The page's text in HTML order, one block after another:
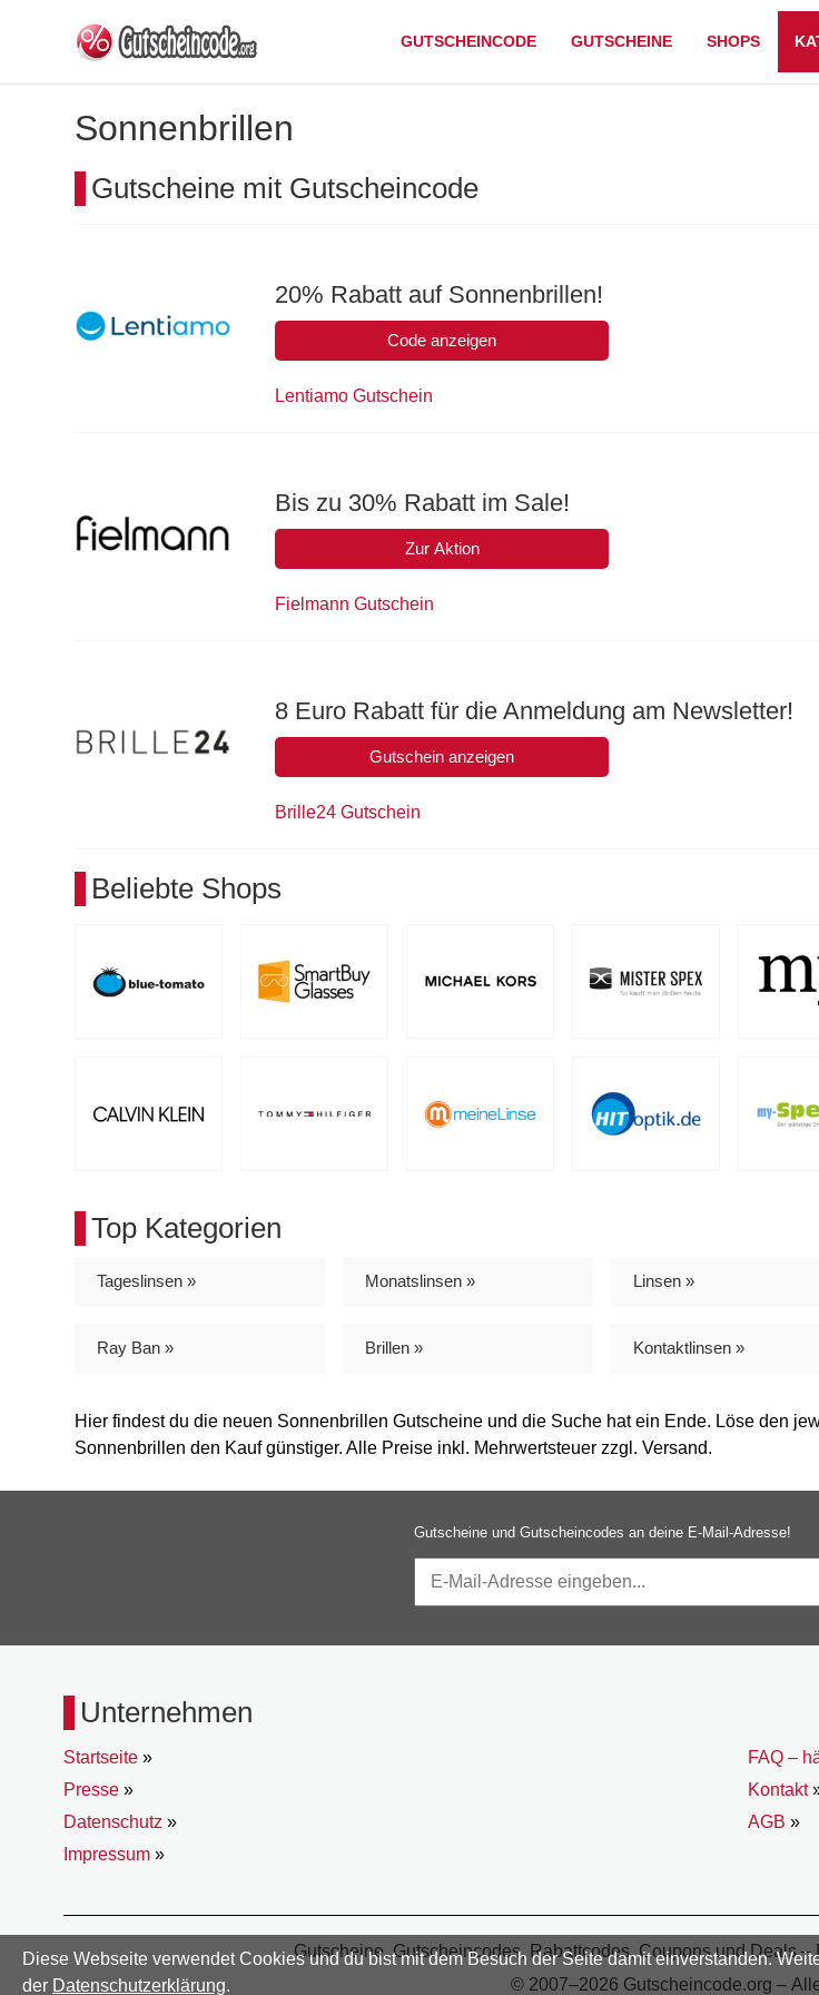
GUTSCHEINCODE GUTSCHEINE SHOPS
Sonnenbrillen
Gutscheine mit Gutscheincode
20% Rabatt auf Sonnenbrillen!
Code anzeigen
Lentiamo Gutschein
Bis zu 30% Rabatt im Sale!
Zur Aktion
Fielmann Gutschein
8 Euro Rabatt für die Anmeldung am Newsletter!
Gutschein anzeigen
Brille24 Gutschein
Beliebte Shops
Top Kategorien
Tageslinsen » Monatslinsen » Linsen »
Ray Ban » Brillen » Kontaktlinsen »
Hier findest du die neuen Sonnenbrillen Gutscheine und die Suche hat ein Ende. Löse den
Sonnenbrillen den Kauf günstiger. Alle Preise inkl. Mehrwertsteuer zzgl. Versand.
Gutscheine und Gutscheincodes an deine E-Mail-Adresse!
Unternehmen
Startseite » FAQ –
Presse » Kontakt
Datenschutz » AGB »
Impressum »
Gutscheine, Gutscheincodes, Rabattcodes, Coupons und Deals
© 2007–2026 Gutscheincode.org –
Diese Webseite verwendet Cookies und du bist mit dem Besuch der Seite damit einverstanden.
der Datenschutzerklärung.